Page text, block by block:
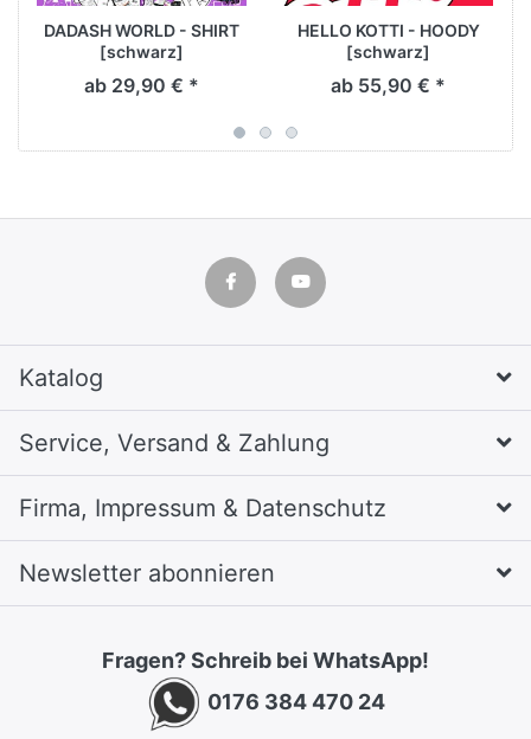
DADASH WORLD - SHIRT
[schwarz]
ab 29,90 € *
HELLO KOTTI - HOODY
[schwarz]
ab 55,90 € *
Katalog
Service, Versand & Zahlung
Firma, Impressum & Datenschutz
Newsletter abonnieren
Fragen? Schreib bei WhatsApp!
0176 384 470 24